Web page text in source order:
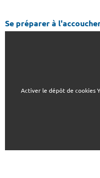
Se préparer à
Activer le dépôt de cookies